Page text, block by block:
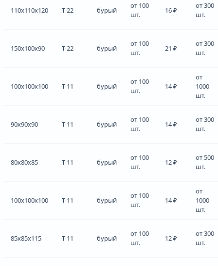
110x110x120 Т-22 бурый
от 100
шт.
16 ₽
от 300
шт.
150x100x90 Т-22 бурый
от 100
шт.
21 ₽
от 300
шт.
100x100x100 Т-11 бурый
от 100
шт.
14 ₽
от
1000
шт.
90x90x90 Т-11 бурый
от 100
шт.
14 ₽
от 300
шт.
80x80x85 Т-11 бурый
от 100
шт.
12 ₽
от 500
шт.
100x100x100 Т-11 бурый
от 100
шт.
14 ₽
от
1000
шт.
85x85x115 Т-11 бурый
от 100
шт.
12 ₽
от 300
шт.